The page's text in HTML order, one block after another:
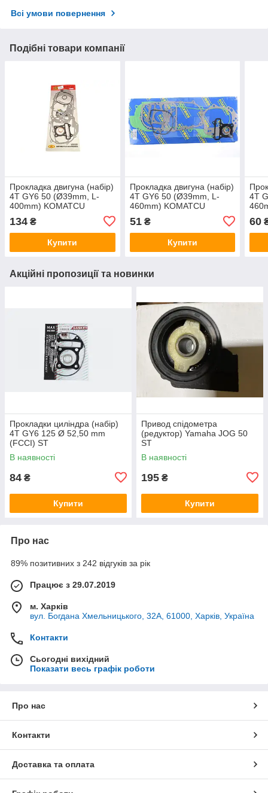
Всі умови повернення
Подібні товари компанії
Прокладка двигуна (набір)
4T GY6 50 (Ø39mm, L-
400mm) KOMATCU
134 ₴
Купити
Прокладка двигуна (набір)
4T GY6 50 (Ø39mm, L-
460mm) KOMATCU
51₴
Купити
4T
60
Акційні пропозиції та новинки
Прокладки циліндра (набір)
4T GY6 125 Ø 52,50 mm
(FCCI) ST
В наявності
84 ₴
Купити
Привод спідометра
(редуктор) Yamaha JOG 50
ST
В наявності
195 ₴
Купити
Про нас
89% позитивних з 242 відгуків за рік
Працює з 29.07.2019
м. Харків
вул. Богдана Хмельницького, 32А, 61000, Харків, Україна
Контакти
Сьогодні вихідний
Показати весь графік роботи
Про нас
Контакти
Доставка та оплата